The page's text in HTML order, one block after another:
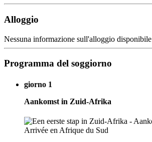
Alloggio
Nessuna informazione sull'alloggio disponibile
Programma del soggiorno
giorno 1
Aankomst in Zuid-Afrika